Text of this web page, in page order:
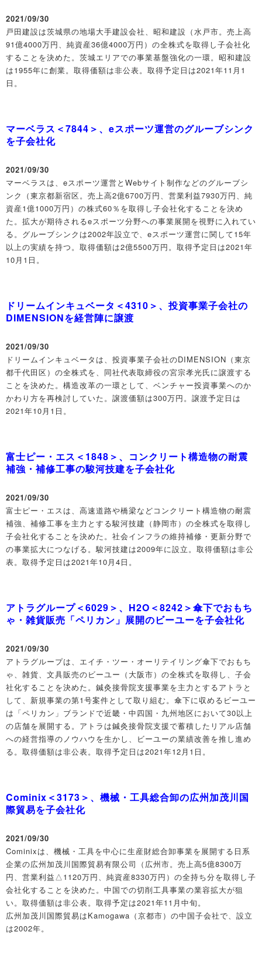
2021/09/30
戸田建設は茨城県の地場大手建設会社、昭和建設（水戸市。売上高
91億4000万円、純資産36億4000万円）の全株式を取得し子会社化
することを決めた。茨城エリアでの事業基盤強化の一環。昭和建設
は1955年に創業。取得価額は非公表。取得予定日は2021年11月1
日。
マーベラス＜7844＞、eスポーツ運営のグルーブシンク
を子会社化
2021/09/30
マーベラスは、eスポーツ運営とWebサイト制作などのグルーブシ
ンク（東京都新宿区。売上高2億6700万円、営業利益7930万円、純
資産1億1000万円）の株式60％を取得し子会社化することを決め
た。拡大が期待されるeスポーツ分野への事業展開を視野に入れてい
る。グルーブシンクは2002年設立で、eスポーツ運営に関して15年
以上の実績を持つ。取得価額は2億5500万円。取得予定日は2021年
10月1日。
ドリームインキュベータ＜4310＞、投資事業子会社の
DIMENSIONを経営陣に譲渡
2021/09/30
ドリームインキュベータは、投資事業子会社のDIMENSION（東京
都千代田区）の全株式を、同社代表取締役の宮宗孝光氏に譲渡する
ことを決めた。構造改革の一環として、ベンチャー投資事業へのか
かわり方を再検討していた。譲渡価額は300万円。譲渡予定日は
2021年10月1日。
富士ピー・エス＜1848＞、コンクリート構造物の耐震
補強・補修工事の駿河技建を子会社化
2021/09/30
富士ピー・エスは、高速道路や橋梁などコンクリート構造物の耐震
補強、補修工事を主力とする駿河技建（静岡市）の全株式を取得し
子会社化することを決めた。社会インフラの維持補修・更新分野で
の事業拡大につなげる。駿河技建は2009年に設立。取得価額は非公
表。取得予定日は2021年10月4日。
アトラグループ＜6029＞、H2O＜8242＞傘下でおもち
ゃ・雑貨販売「ペリカン」展開のビーユーを子会社化
2021/09/30
アトラグループは、エイチ・ツー・オーリテイリング傘下でおもち
ゃ、雑貨、文具販売のビーユー（大阪市）の全株式を取得し、子会
社化することを決めた。鍼灸接骨院支援事業を主力とするアトラと
して、新規事業の第1号案件として取り組む。傘下に収めるビーユー
は「ペリカン」ブランドで近畿・中四国・九州地区において30以上
の店舗を展開する。アトラは鍼灸接骨院支援で蓄積したリアル店舗
への経営指導のノウハウを生かし、ビーユーの業績改善を推し進め
る。取得価額は非公表。取得予定日は2021年12月1日。
Cominix＜3173＞、機械・工具総合卸の広州加茂川国
際貿易を子会社化
2021/09/30
Cominixは、機械・工具を中心に生産財総合卸事業を展開する日系
企業の広州加茂川国際貿易有限公司（広州市。売上高5億8300万
円、営業利益△1120万円、純資産8330万円）の全持ち分を取得し子
会社化することを決めた。中国での切削工具事業の業容拡大が狙
い。取得価額は非公表。取得予定は2021年11月中旬。
広州加茂川国際貿易はKamogawa（京都市）の中国子会社で、設立
は2002年。